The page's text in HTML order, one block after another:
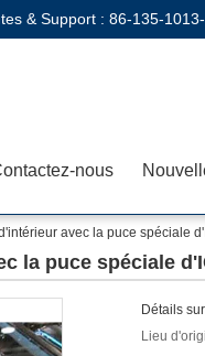
& Support : 86-135-
nous
avec la puce spéciale
la puce spéciale
Détails
Lieu